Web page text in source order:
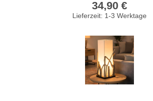
34,90 €
Lieferzeit: 1-3 Werktage